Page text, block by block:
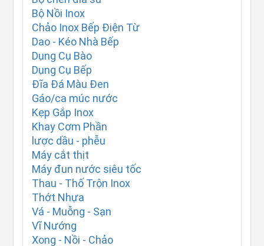
Bộ Nồi Inox
Chảo Inox Bếp Điện Từ
Dao - Kéo Nhà Bếp
Dụng Cụ Bào
Dụng Cụ Bếp
Đĩa Đá Màu Đen
Gáo/ca múc nước
Kẹp Gắp Inox
Khay Cơm Phần
lược dầu - phễu
Máy cắt thịt
Máy đun nước siêu tốc
Thau - Thố Trộn Inox
Thớt Nhựa
Vá - Muỗng - Sạn
Vĩ Nướng
Xong - Nồi - Chảo